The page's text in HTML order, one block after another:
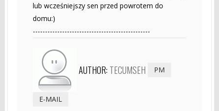
lub wcześniejszy sen przed powrotem do
domu:)
------------------------------------------------
AUTHOR: TECUMSEH PM
E-MAIL